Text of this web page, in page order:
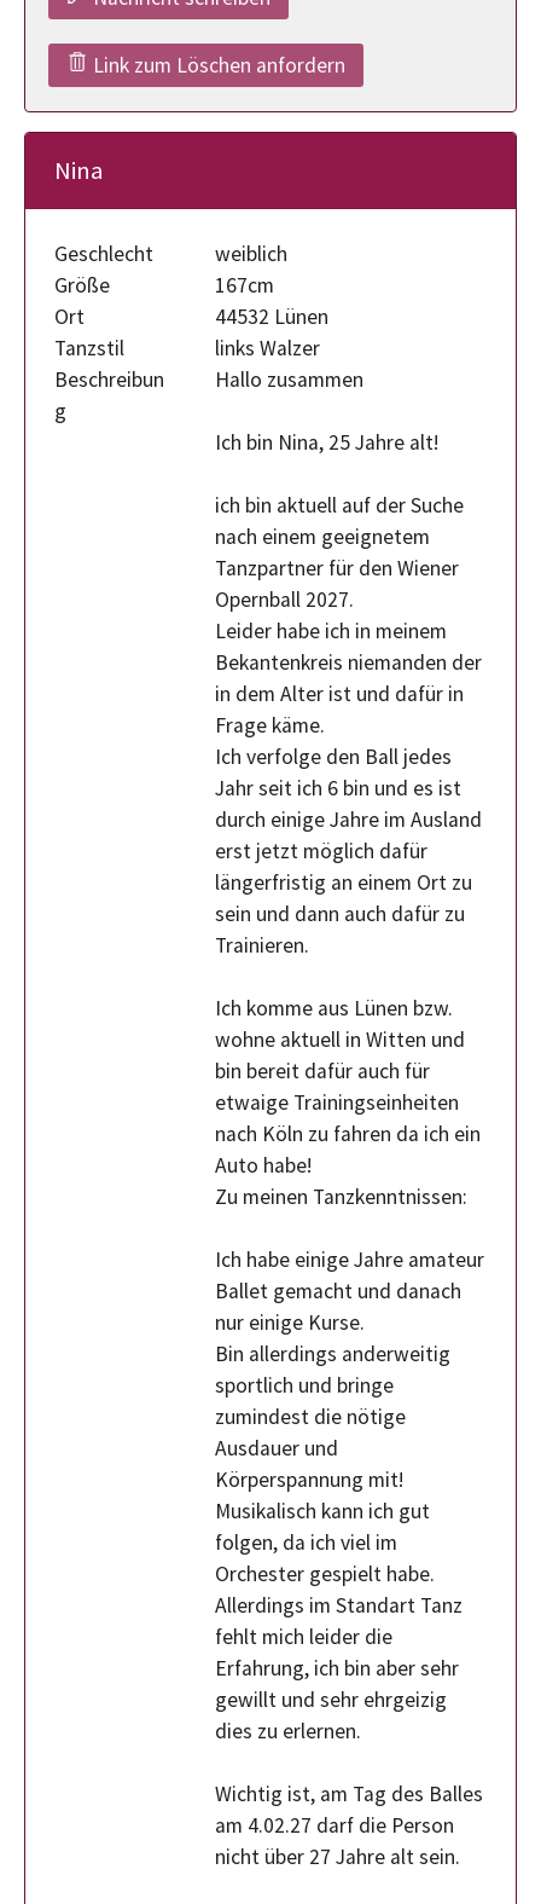
Link zum Löschen anfordern
Nina
Geschlecht
weiblich
Größe
167cm
Ort
44532 Lünen
Tanzstil
links Walzer
Beschreibun
g
Hallo zusammen
Ich bin Nina, 25 Jahre alt!
ich bin aktuell auf der Suche
nach einem geeignetem
Tanzpartner für den Wiener
Opernball 2027.
Leider habe ich in meinem
Bekantenkreis niemanden der
in dem Alter ist und dafür in
Frage käme.
Ich verfolge den Ball jedes
Jahr seit ich 6 bin und es ist
durch einige Jahre im Ausland
erst jetzt möglich dafür
längerfristig an einem Ort zu
sein und dann auch dafür zu
Trainieren.
Ich komme aus Lünen bzw.
wohne aktuell in Witten und
bin bereit dafür auch für
etwaige Trainingseinheiten
nach Köln zu fahren da ich ein
Auto habe!
Zu meinen Tanzkenntnissen:
Ich habe einige Jahre amateur
Ballet gemacht und danach
nur einige Kurse.
Bin allerdings anderweitig
sportlich und bringe
zumindest die nötige
Ausdauer und
Körperspannung mit!
Musikalisch kann ich gut
folgen, da ich viel im
Orchester gespielt habe.
Allerdings im Standart Tanz
fehlt mich leider die
Erfahrung, ich bin aber sehr
gewillt und sehr ehrgeizig
dies zu erlernen.
Wichtig ist, am Tag des Balles
am 4.02.27 darf die Person
nicht über 27 Jahre alt sein.